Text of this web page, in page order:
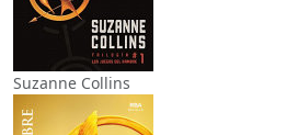
Suzanne Collins